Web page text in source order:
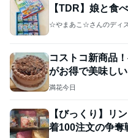
【TDR】娘と食
☆やまあこ☆さんのディ
コストコ新商品
がお得で美味しい
満花今日
【びっくり】リ
着100注文の争奪